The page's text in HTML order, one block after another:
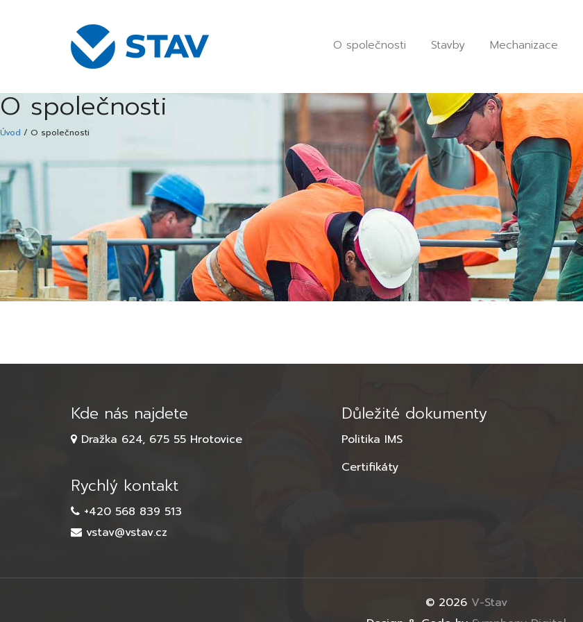
O společnosti Stavby Mechanizace
O společnosti
Úvod / O společnosti
Kde nás najdete
Dražka 624, 675 55 Hrotovice
Rychlý kontakt
+420 568 839 513
vstav@vstav.cz
Důležité dokumenty
Politika IMS
Certifikáty
© 2026 V-Stav